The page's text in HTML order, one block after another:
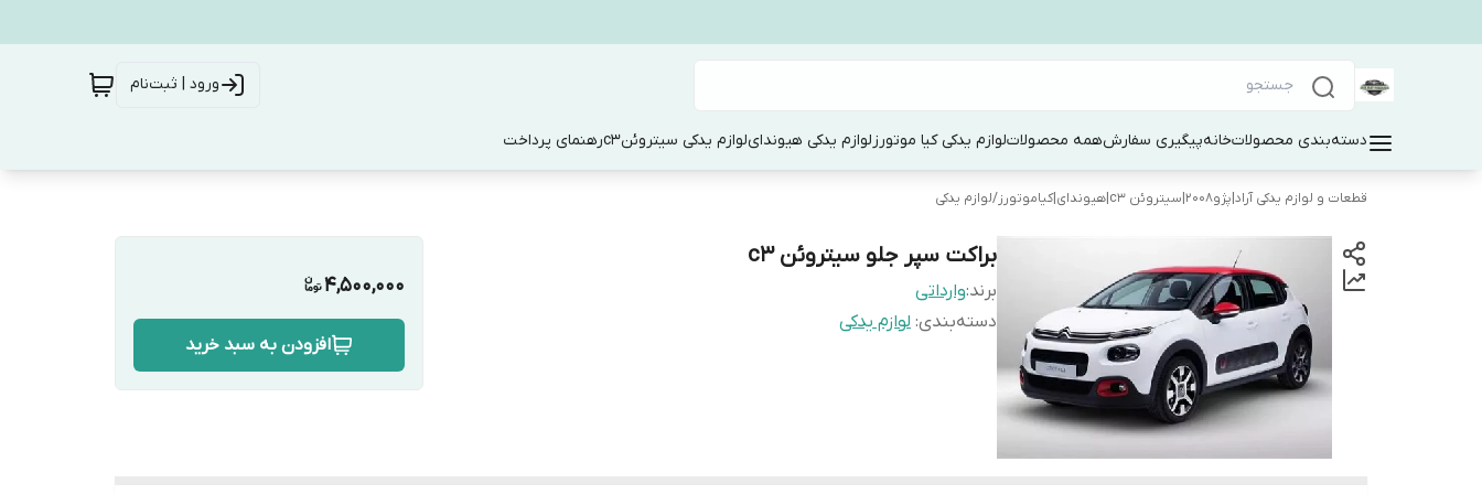
ورود | ثبت‌نام
دسته‌بندی محصولاتخانهپیگیری سفارشهمه محصولاتلوازم یدکی کیا موتورزلوازم یدکی هیوندایلوازم یدکی سیتروئنc3 رهنمای پرداخت
قطعات و لوازم یدکی آراد|پژو۲۰۰۸|سیتروئن c3|هیوندای|کیاموتورز /لوازم یدکی
براکت سپر جلو سیتروئن c3
برند:وارداتی
دسته‌بندی: لوازم یدکی
4,500,000
افزودن به سبد خرید